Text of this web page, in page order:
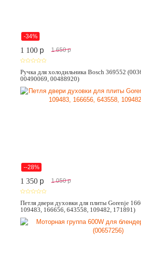
-34%
1 100 p 1 650 p
Ручка для холодильника Bosch 369552
00490069, 00488920)
--28%
1 350 p 1 050 p
Петля двери духовки для плиты Gorenje
109483, 166656, 643558, 109482, 171891)